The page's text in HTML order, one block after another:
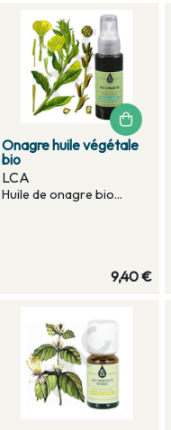
Onagre huile végétale
bio
LCA
Huile de onagre bio...
9,40 €